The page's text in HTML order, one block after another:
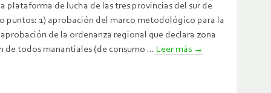
plataforma de lucha de las tres provincias del sur de
puntos: 1) aprobación del marco metodológico para la
de la ordenanza regional que declara zona
de todos manantiales (de consumo ... Leer más →